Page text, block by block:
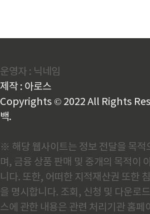
운영자 : 닉네임
제작 : 아로스
Copyrights © 2022 All Rights
백.
※ 해당 웹사이트는 정보 전달을 목적
며, 금융 상품 판매 및 중개의 목적이
니다. 또한, 어떠한 지적재산권 또한
을 명시합니다. 조회, 신청 및 다운로
스에 관한 내용은 관련 처리기관 홈페